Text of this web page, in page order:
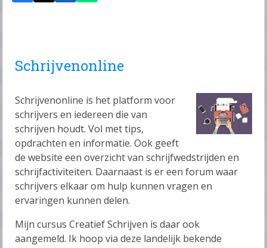
Schrijvenonline
Schrijvenonline is het platform voor
schrijvers en iedereen die van
schrijven houdt. Vol met tips,
opdrachten en informatie. Ook geeft
de website een overzicht van schrijfwedstrijden en
schrijfactiviteiten. Daarnaast is er een forum waar
schrijvers elkaar om hulp kunnen vragen en
ervaringen kunnen delen.
Mijn cursus Creatief Schrijven is daar ook
aangemeld. Ik hoop via deze landelijk bekende